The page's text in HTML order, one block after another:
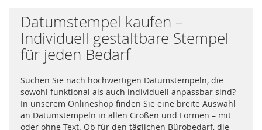
Datumstempel kaufen –
Individuell gestaltbare Stempel
für jeden Bedarf
Suchen Sie nach hochwertigen Datumstempeln, die
sowohl funktional als auch individuell anpassbar sind?
In unserem Onlineshop finden Sie eine breite Auswahl
an Datumstempeln in allen Größen und Formen – mit
oder ohne Text. Ob für den täglichen Bürobedarf, die